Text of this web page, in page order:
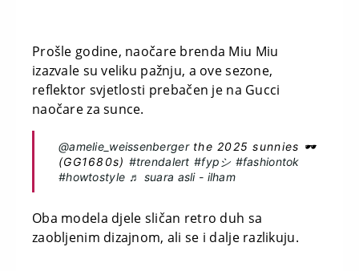
Prošle godine, naočare brenda Miu Miu
izazvale su veliku pažnju, a ove sezone,
reflektor svjetlosti prebačen je na Gucci
naočare za sunce.
@amelie_weissenbergerthe 2025 sunnies 🕶️
(GG1680s) #trendalert #fypシ #fashiontok
#howtostyle ♬ suara asli - ilham
Oba modela djele sličan retro duh sa
zaobljenim dizajnom, ali se i dalje razlikuju.